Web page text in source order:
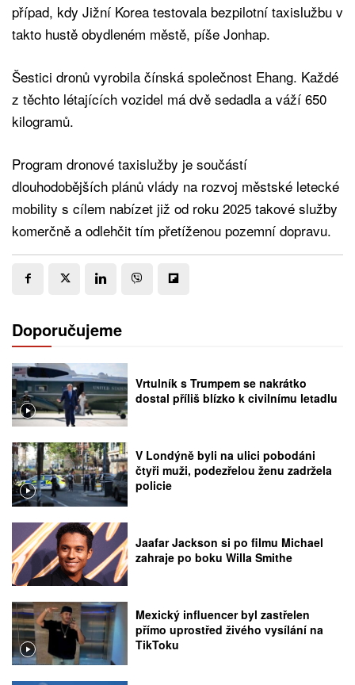
případ, kdy Jižní Korea testovala bezpilotní taxislužbu v
takto hustě obydleném městě, píše Jonhap.
Šestici dronů vyrobila čínská společnost Ehang. Každé
z těchto létajících vozidel má dvě sedadla a váží 650
kilogramů.
Program dronové taxislužby je součástí
dlouhodobějších plánů vlády na rozvoj městské letecké
mobility s cílem nabízet již od roku 2025 takové služby
komerčně a odlehčit tím přetíženou pozemní dopravu.
Doporučujeme
Vrtulník s Trumpem se nakrátko
dostal příliš blízko k civilnímu letadlu
V Londýně byli na ulici pobodáni
čtyři muži, podezřelou ženu zadržela
policie
Jaafar Jackson si po filmu Michael
zahraje po boku Willa Smithe
Mexický influencer byl zastřelen
přímo uprostřed živého vysílání na
TikToku